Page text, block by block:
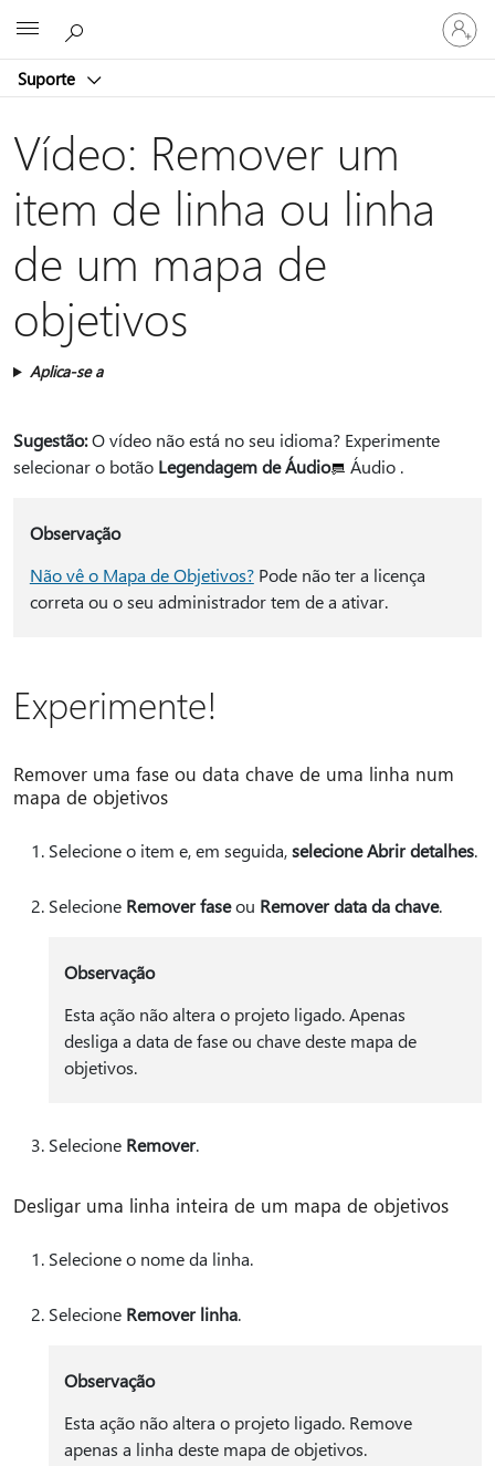
Suporte
Entre
em
sua
Vídeo: Remover um
item de linha ou linha
de um mapa de
objetivos
Aplica-se a
Sugestão:O vídeo não está no seu idioma? Experimente
selecionar o botão Legendagem de Áudio Áudio .
Observação
Não vê o Mapa de Objetivos?Pode não ter a licença
correta ou o seu administrador tem de a ativar.
Experimente!
Remover uma fase ou data chave de uma linha num
mapa de objetivos
Selecione o item e, em seguida,selecione Abrir detalhes.
Selecione Remover faseou Remover data da chave.
Observação
Esta ação não altera o projeto ligado. Apenas
desliga a data de fase ou chave deste mapa de
objetivos.
Selecione Remover.
Desligar uma linha inteira de um mapa de objetivos
Selecione o nome da linha.
Selecione Remover linha.
Observação
Esta ação não altera o projeto ligado. Remove
apenas a linha deste mapa de objetivos.